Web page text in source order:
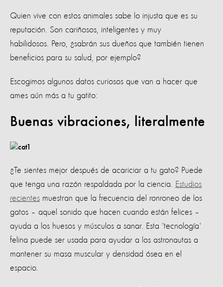
Quien vive con estos animales sabe lo injusta que es su
reputación. Son cariñosos, inteligentes y muy
habilidosos. Pero, ¿sabrán sus dueños que también tienen
beneficios para su salud, por ejemplo?
Escogimos algunos datos curiosos que van a hacer que
ames aún más a tu gatito:
Buenas vibraciones, literalmente
¿Te sientes mejor después de acariciar a tu gato? Puede
que tenga una razón respaldada por la ciencia.
Estudios
recientes muestran que la frecuencia del ronroneo de los
gatos – aquel sonido que hacen cuando están felices –
ayuda a los huesos y músculos a sanar. Esta 'tecnología'
felina puede ser usada para ayudar a los astronautas a
mantener su masa muscular y densidad ósea en el
espacio.